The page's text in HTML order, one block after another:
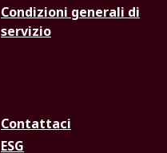
Condizioni generali di
servizio
Contattaci
ESG